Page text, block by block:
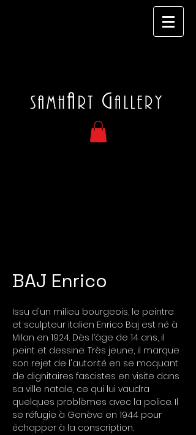
BAJ Enrico
Issu d'un milieu bourgeois, le peintre
et sculpteur italien Enrico Baj est né à
Milan en 1924. Dès l’âge de 14 ans, il
peint et dessine. Très jeune, il marque
son rejet de l'autorité en se moquant
de dignitaires fascistes en visite dans
sa ville natale, ce qui lui vaudra
quelques problèmes avec la police. Il
se réfugie à Genève en 1944 pour
échapper à la conscription.